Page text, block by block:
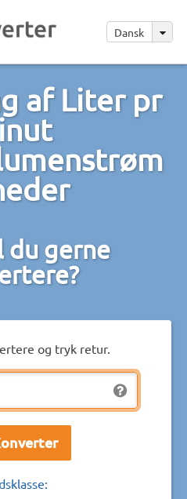
Dansk
af Liter pr
du gerne
og tryk retur.